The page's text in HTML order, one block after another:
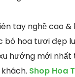
tay nghề cao
bó hoa tươi đẹp
hướng mới
Shop Hoa